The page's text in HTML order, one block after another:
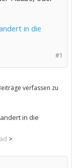
in die
#1
verfassen zu
in die
>